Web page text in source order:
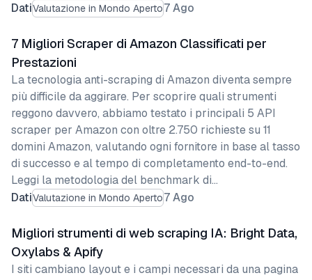
DatiValutazione in Mondo Aperto7 Ago
DatiValutazione in Mondo Aperto7 Ago
7 Migliori Scraper di Amazon Classificati per
Prestazioni
La tecnologia anti-scraping di Amazon diventa sempre
più difficile da aggirare. Per scoprire quali strumenti
reggono davvero, abbiamo testato i principali 5 API
scraper per Amazon con oltre 2.750 richieste su 11
domini Amazon, valutando ogni fornitore in base al tasso
di successo e al tempo di completamento end-to-end.
Leggi la metodologia del benchmark di…
Migliori strumenti di web scraping IA: Bright Data,
Oxylabs & Apify
I siti cambiano layout e i campi necessari da una pagina